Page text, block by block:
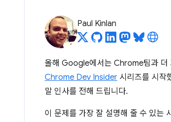
Paul Kinlan
올해 Google에서는 Chrome팀과 더
Chrome Dev Insider 시리즈를 시작
말 인사를 전해 드립니다.
이 문제를 가장 잘 설명해 줄 수 있는